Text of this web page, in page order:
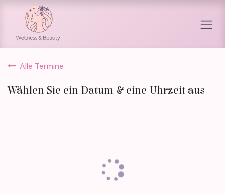
Zum Inhalt springen
Alle Termine
Wählen Sie ein Datum & eine Uhrzeit aus